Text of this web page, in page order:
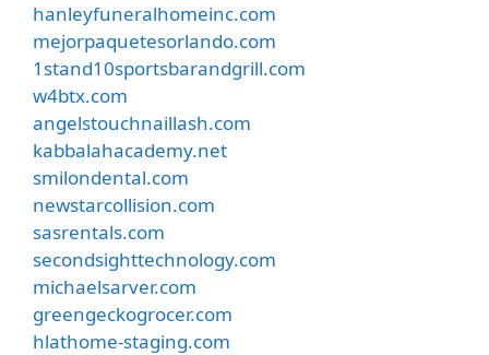
hanleyfuneralhomeinc.com
mejorpaquetesorlando.com
1stand10sportsbarandgrill.com
w4btx.com
angelstouchnaillash.com
kabbalahacademy.net
smilondental.com
newstarcollision.com
sasrentals.com
secondsighttechnology.com
michaelsarver.com
greengeckogrocer.com
hlathome-staging.com